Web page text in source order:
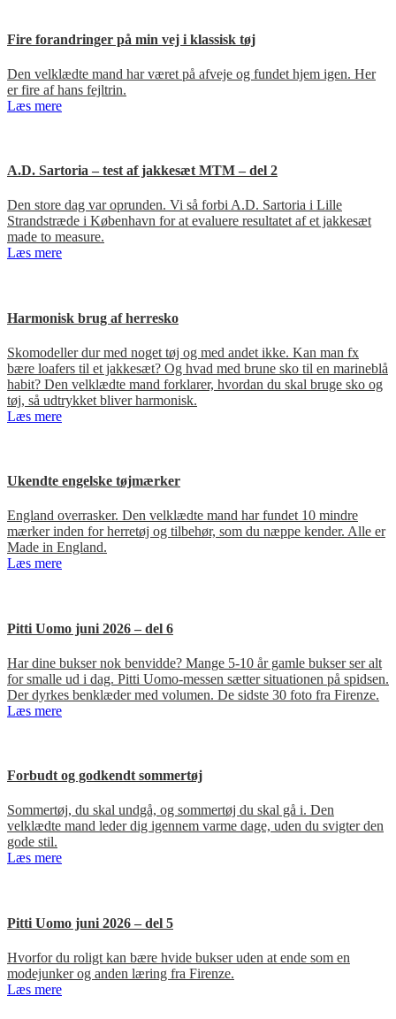
Fire forandringer på min vej i klassisk tøj
Den velklædte mand har været på afveje og fundet hjem igen. Her
er fire af hans fejltrin.
Læs mere
A.D. Sartoria – test af jakkesæt MTM – del 2
Den store dag var oprunden. Vi så forbi A.D. Sartoria i Lille
Strandstræde i København for at evaluere resultatet af et jakkesæt
made to measure.
Læs mere
Harmonisk brug af herresko
Skomodeller dur med noget tøj og med andet ikke. Kan man fx
bære loafers til et jakkesæt? Og hvad med brune sko til en marineblå
habit? Den velklædte mand forklarer, hvordan du skal bruge sko og
tøj, så udtrykket bliver harmonisk.
Læs mere
Ukendte engelske tøjmærker
England overrasker. Den velklædte mand har fundet 10 mindre
mærker inden for herretøj og tilbehør, som du næppe kender. Alle er
Made in England.
Læs mere
Pitti Uomo juni 2026 – del 6
Har dine bukser nok benvidde? Mange 5-10 år gamle bukser ser alt
for smalle ud i dag. Pitti Uomo-messen sætter situationen på spidsen.
Der dyrkes benklæder med volumen. De sidste 30 foto fra Firenze.
Læs mere
Forbudt og godkendt sommertøj
Sommertøj, du skal undgå, og sommertøj du skal gå i. Den
velklædte mand leder dig igennem varme dage, uden du svigter den
gode stil.
Læs mere
Pitti Uomo juni 2026 – del 5
Hvorfor du roligt kan bære hvide bukser uden at ende som en
modejunker og anden læring fra Firenze.
Læs mere